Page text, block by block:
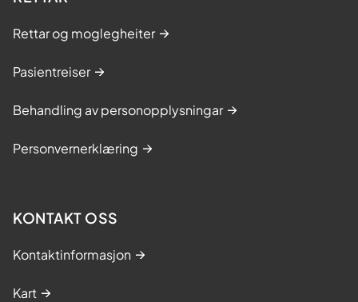
Rettar og moglegheiter
Pasientreiser
Behandling av personopplysningar
Personvernerklæring
KONTAKT OSS
Kontaktinformasjon
Kart